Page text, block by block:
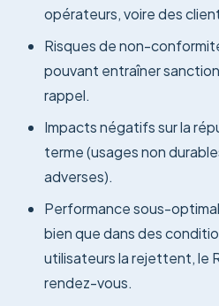
opérateurs, voire des
Risques de non-
pouvant entraîner
rappel.
Impacts négatifs sur la
terme (usages non
adverses).
Performance sous-
bien que dans des
utilisateurs la rejettent, le
rendez-vous.